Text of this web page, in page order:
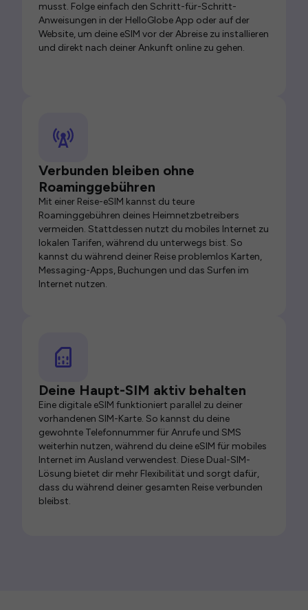
musst. Folge einfach den Schritt-für-Schritt-
Anweisungen in der HelloGlobe App oder auf der
Website, um deine eSIM vor der Abreise zu installieren
und direkt nach deiner Ankunft online zu gehen.
Verbunden bleiben ohne
Roaminggebühren
Mit einer Reise-eSIM kannst du teure
Roaminggebühren deines Heimnetzbetreibers
vermeiden. Stattdessen nutzt du mobiles Internet zu
lokalen Tarifen, während du unterwegs bist. So
kannst du während deiner Reise problemlos Karten,
Messaging-Apps, Buchungen und das Surfen im
Internet nutzen.
Deine Haupt-SIM aktiv behalten
Eine digitale eSIM funktioniert parallel zu deiner
vorhandenen SIM-Karte. So kannst du deine
gewohnte Telefonnummer für Anrufe und SMS
weiterhin nutzen, während du deine eSIM für mobiles
Internet im Ausland verwendest. Diese Dual-SIM-
Lösung bietet dir mehr Flexibilität und sorgt dafür,
dass du während deiner gesamten Reise verbunden
bleibst.